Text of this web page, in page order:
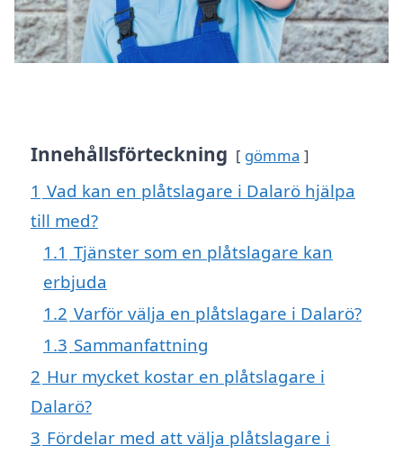
Innehållsförteckning gömma
1 Vad kan en plåtslagare i Dalarö hjälpa
till med?
1.1 Tjänster som en plåtslagare kan
erbjuda
1.2 Varför välja en plåtslagare i Dalarö?
1.3 Sammanfattning
2 Hur mycket kostar en plåtslagare i
Dalarö?
3 Fördelar med att välja plåtslagare i